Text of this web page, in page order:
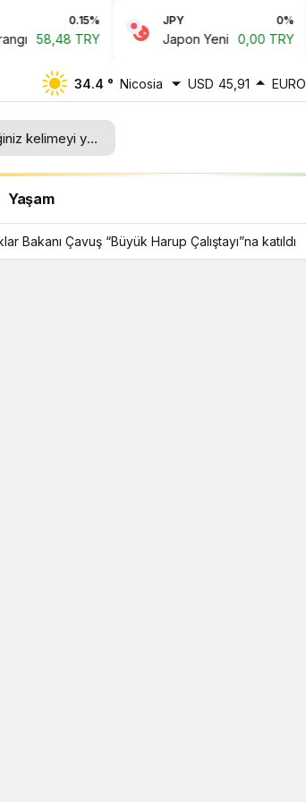
0.15%
58,48 TRY
JPY
Japon Yeni 0,00 TRY
34.4 ° Nicosia USD 45,91 EURO
Yaşam
Bakanı Çavuş “Büyük Harup Çalıştayı”na katıldı